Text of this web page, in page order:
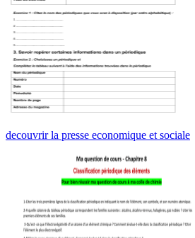
decouvrir la presse economique et sociale